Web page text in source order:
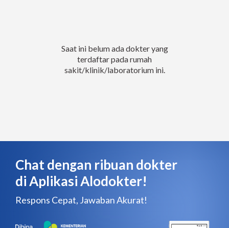
Saat ini belum ada dokter yang
terdaftar pada rumah
sakit/klinik/laboratorium ini.